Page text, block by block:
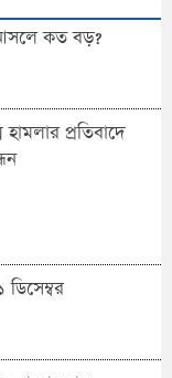
আসলে কত বড়?
হামলার প্রতিবাদে
ডিসেম্বর